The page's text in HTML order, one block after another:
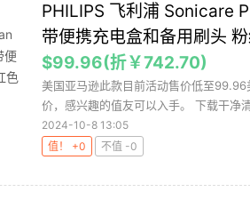
PHILIPS 飞利浦 Sonicare
带便携充电盒和备用刷头
$99.96(折￥742.70)
美国亚马逊此款目前活动售价低至
价，感兴趣的值友可以入手。 下载干净
2024-10-8 13:05
值！ +0
不值 -0